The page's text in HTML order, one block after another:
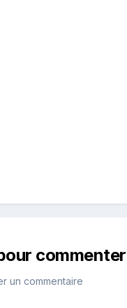
commenter
un commentaire